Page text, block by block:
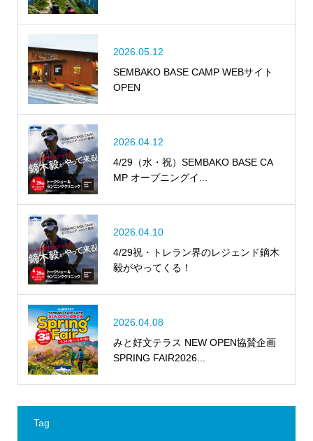
2026.05.12
SEMBAKO BASE CAMP WEBサイト
OPEN
2026.04.12
4/29（水・祝）SEMBAKO BASE CA
MP オープニングイ...
2026.04.10
4/29祝・トレラン界のレジェンド鏑木
毅がやってくる！
2026.04.08
みと好文テラス NEW OPEN協賛企画
SPRING FAIR2026...
Tag